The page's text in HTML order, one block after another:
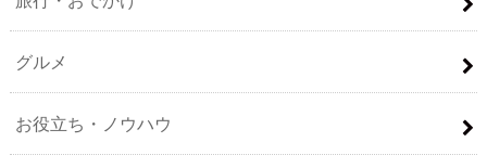
グルメ
お役立ち・ノウハウ